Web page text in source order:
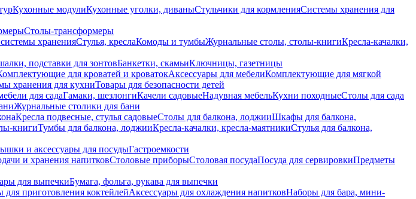
Кухонные модулиКухонные уголки, диваныСтульчики для кормленияСистемы хранения для
Столы-трансформеры
храненияСтулья, креслаКомоды и тумбыЖурнальные столы, столы-книгиКресла-качалки,
подставки для зонтовБанкетки, скамьиКлючницы, газетницы
для кроватей и кроватокАксессуары для мебелиКомплектующие для мягкой
хранения для кухниТовары для безопасности детей
для садаГамаки, шезлонгиКачели садовыеНадувная мебельКухни походныеСтолы для сада
Журнальные столики для бани
Кресла подвесные, стулья садовыеСтолы для балкона, лоджииШкафы для балкона,
книгиТумбы для балкона, лоджииКресла-качалки, кресла-маятникиСтулья для балкона,
и аксессуары для посудыГастроемкости
и хранения напитковСтоловые приборыСтоловая посудаПосуда для сервировкиПредметы
для выпечкиБумага, фольга, рукава для выпечки
для приготовления коктейлейАксессуары для охлаждения напитковНаборы для бара, мини-